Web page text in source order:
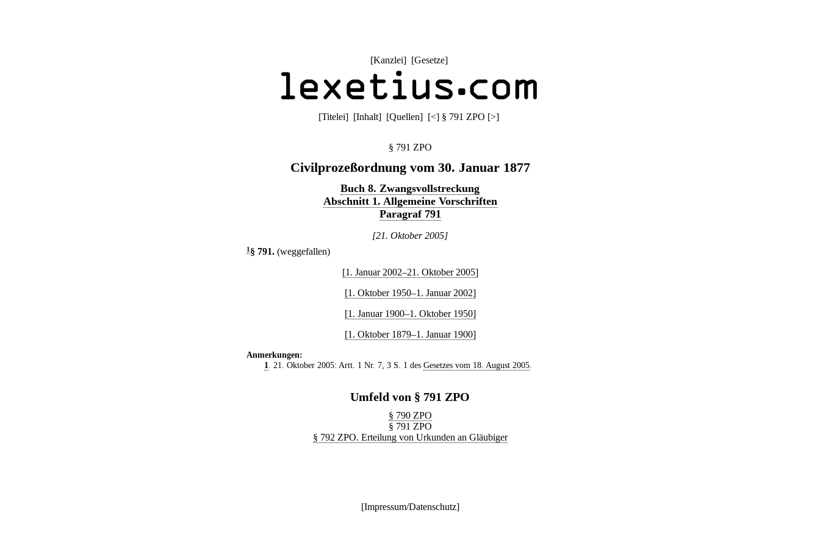
[Kanzlei] [Gesetze]
[Titelei] [Inhalt] [Quellen] [<] § 791 ZPO [>]
§ 791 ZPO
Civilprozeßordnung vom 30. Januar 1877
Buch 8. Zwangsvollstreckung
Abschnitt 1. Allgemeine Vorschriften
Paragraf 791
[21. Oktober 2005]
1 § 791. (weggefallen)
[1. Januar 2002–21. Oktober 2005]
[1. Oktober 1950–1. Januar 2002]
[1. Januar 1900–1. Oktober 1950]
[1. Oktober 1879–1. Januar 1900]
Anmerkungen:
1
. 21. Oktober 2005: Artt. 1 Nr. 7, 3 S. 1 des Gesetzes vom 18. August 2005.
Umfeld von § 791 ZPO
§ 790 ZPO
§ 791 ZPO
§ 792 ZPO. Erteilung von Urkunden an Gläubiger
[Impressum/Datenschutz]